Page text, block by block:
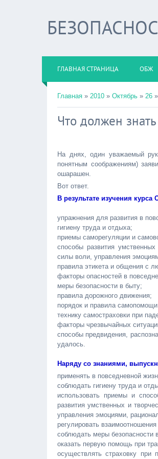
ГЛАВНАЯ СТРАНИЦА ОБЖ
Главная » 2010 » Октябрь » 26
Что должен
На днях, один уважаемый
понятным соображениям)
ошарашен.
Вот ответ.
В результате изучения
упражнения для развития в
гигиену труда и отдыха;
приемы саморегуляции и
способы развития
силы воли, управления
правила этикета и общения с
факторы опасностей в
меры безопасности в быту;
правила дорожного движения;
порядок и правила
технику самостраховки при
факторы чрезвычайных
способы предвидения,
удалось.
Наряду со знаниями,
применять в повседневной
соблюдать гигиену труда и
использовать приемы и
развития умственных и
управления эмоциями,
регулировать
соблюдать меры безопасности
оказать первую помощь при
осуществлять страховку при